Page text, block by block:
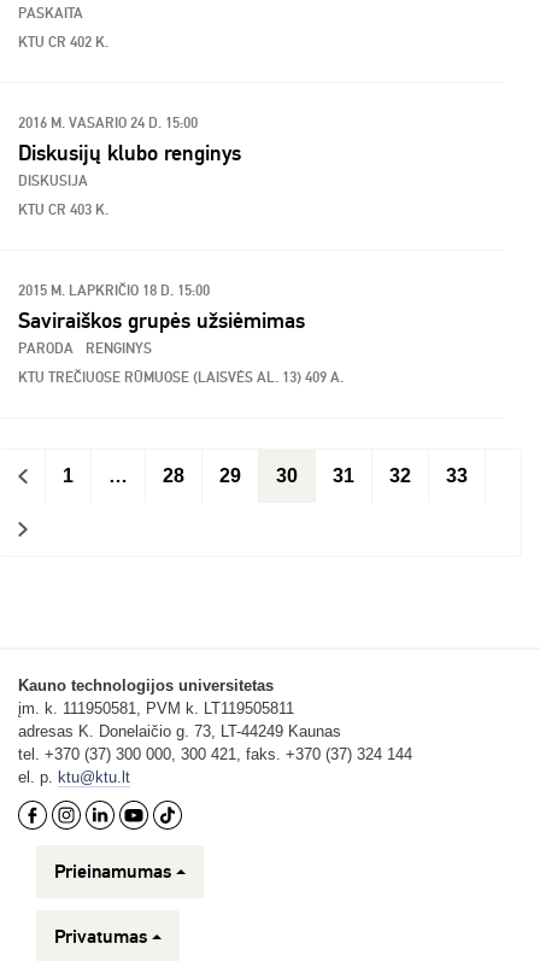
PASKAITA
KTU CR 402 K.
2016 M. VASARIO 24 D. 15:00
Diskusijų klubo renginys
DISKUSIJA
KTU CR 403 K.
2015 M. LAPKRIČIO 18 D. 15:00
Saviraiškos grupės užsiėmimas
PARODA
RENGINYS
KTU TREČIUOSE RŪMUOSE (LAISVĖS AL. 13) 409 A.
< 1 … 28 29 30 31 32 33
>
Kauno technologijos universitetas
įm. k. 111950581, PVM k. LT119505811
adresas K. Donelaičio g. 73, LT-44249 Kaunas
tel. +370 (37) 300 000, 300 421, faks. +370 (37) 324 144
el. p. ktu@ktu.lt
Prieinamumas
Privatumas